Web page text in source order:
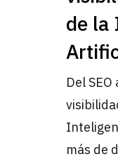
de la
Del
más de